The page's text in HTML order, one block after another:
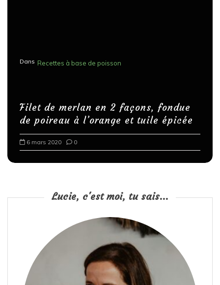
Dans Recettes à base de poisson
Filet de merlan en 2 façons, fondue
de poireau à l’orange et tuile épicée
6 mars 2020 0
Lucie, c'est moi, tu sais...